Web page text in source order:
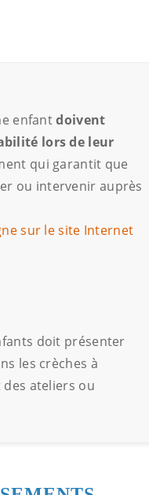
enfantdoivent
lors de leur
qui garantit que
ou intervenir auprès
sur le site Internet
doit présenter
les crèches à
ateliers ou